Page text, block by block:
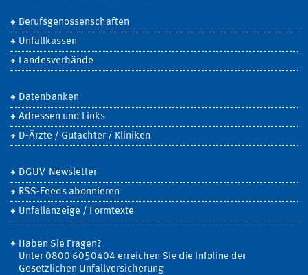
Berufsgenossenschaften
Unfallkassen
Landesverbände
Datenbanken
Adressen und Links
D-Ärzte / Gutachter / Kliniken
DGUV-Newsletter
RSS-Feeds abonnieren
Unfallanzeige / Formtexte
Haben Sie Fragen?
Unter 0800 6050404 erreichen Sie die Infoline der
Gesetzlichen Unfallversicherung